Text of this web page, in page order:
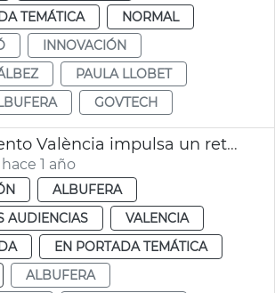
TEMÁTICA
NORMAL
INNOVACIÓN
PAULA LLOBET
GOVTECH
Ayuntamiento València impulsa un reto GovTech para proteger la Albufera
1 año
ALBUFERA
AUDIENCIAS
VALENCIA
EN PORTADA TEMÁTICA
ALBUFERA